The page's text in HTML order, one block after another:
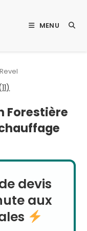
MENU
Forestière
devis
aux